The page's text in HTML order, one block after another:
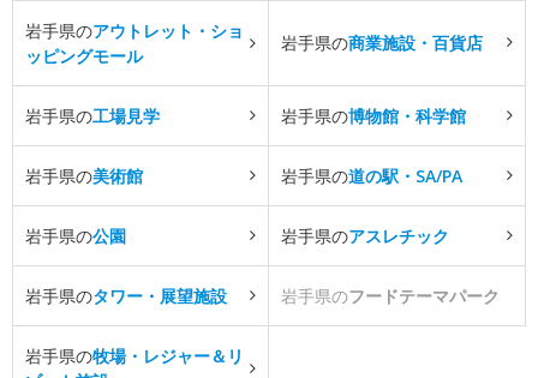
岩手県のアウトレット・ショ
ッピングモール
岩手県の商業施設・百貨店
岩手県の工場見学 岩手県の博物館・科学館
岩手県の美術館 岩手県の道の駅・SA/PA
岩手県の公園 岩手県のアスレチック
岩手県のタワー・展望施設 岩手県のフードテーマパーク
岩手県の牧場・レジャー＆リ